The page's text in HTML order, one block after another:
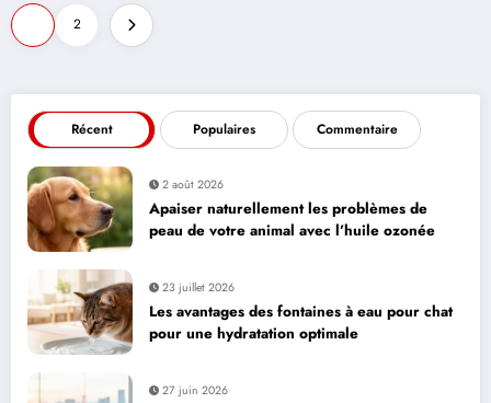
Pagination
des
publications
2
Récent Populaires Commentaire
2 août 2026
Apaiser naturellement les problèmes de
peau de votre animal avec l’huile ozonée
23 juillet 2026
Les avantages des fontaines à eau pour chat
pour une hydratation optimale
27 juin 2026